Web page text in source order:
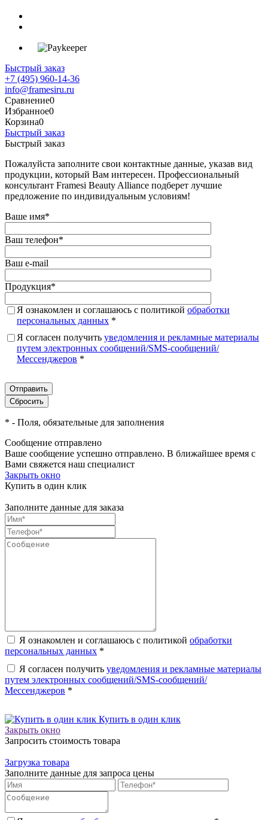
Быстрый заказ
+7 (495) 960-14-36
info@framesiru.ru
Сравнение0
Избранное0
Корзина0
Быстрый заказ
Быстрый заказ
Пожалуйста заполните свои контактные данные, указав вид
продукции, который Вам интересен. Профессиональный
консультант Framesi Beauty Alliance подберет лучшие
предложение по индивидуальным условиям!
Ваше имя*
Ваш телефон*
Ваш e-mail
Продукция*
Я ознакомлен и соглашаюсь с политикой обработки
персональных данных *
Я согласен получить уведомления и рекламные материалы
путем электронных сообщений/SMS-сообщений/
Мессенджеров *
* - Поля, обязательные для заполнения
Сообщение отправлено
Ваше сообщение успешно отправлено. В ближайшее время с
Вами свяжется наш специалист
Закрыть окно
Купить в один клик
Заполните данные для заказа
Я ознакомлен и соглашаюсь с политикой обработки
персональных данных *
Я согласен получить уведомления и рекламные материалы
путем электронных сообщений/SMS-сообщений/
Мессенджеров *
Купить в один клик
Закрыть окно
Запросить стоимость товара
Загрузка товара
Заполните данные для запроса цены